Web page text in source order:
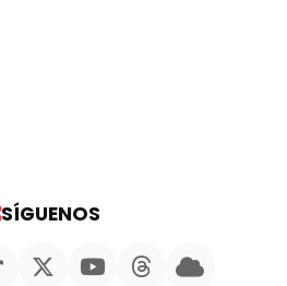
SÍGUENOS